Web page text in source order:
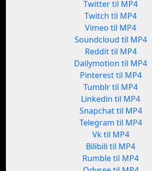
Twitter til MP4
Twitch til MP4
Vimeo til MP4
Soundcloud til MP4
Reddit til MP4
Dailymotion til MP4
Pinterest til MP4
Tumblr til MP4
Linkedin til MP4
Snapchat til MP4
Telegram til MP4
Vk til MP4
Bilibili til MP4
Rumble til MP4